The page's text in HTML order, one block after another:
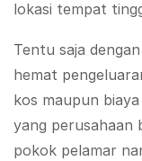
lokasi tempat
Tentu saja
hemat
kos maupun
yang perusahaan
pokok pelamar